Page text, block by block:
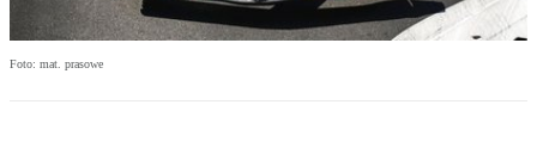
Foto: mat. prasowe